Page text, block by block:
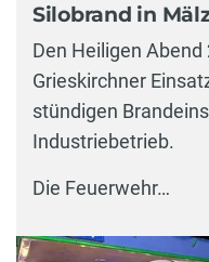
Silobrand in
Den Heiligen
Grieskirchner
stündigen
Industriebetrieb.
Die Feuerwehr…